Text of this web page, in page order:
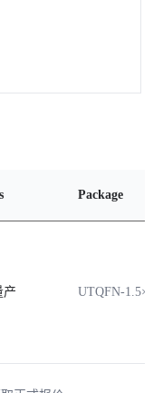
Package
产 UTQFN-1.5×2-